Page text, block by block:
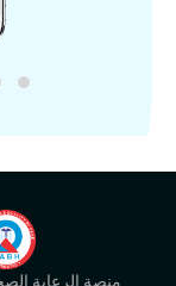
منصة الرعاية